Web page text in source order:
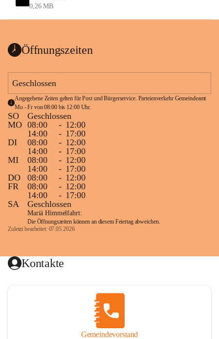
0,26 MB
Öffnungszeiten
Geschlossen
Angegebene Zeiten gelten für Post und Bürgerservice. Parteienverkehr Gemeindeamt
Mo - Fr von 08:00 bis 12:00 Uhr.
SO
Geschlossen
MO 08:00 - 12:00
14:00
- 17:00
DI
08:00 - 12:00
14:00
- 17:00
MI
08:00 - 12:00
14:00
- 17:00
DO
08:00 - 12:00
FR
08:00 - 12:00
14:00
- 17:00
SA
Geschlossen
Mariä Himmelfahrt:
Die Öffnungszeiten können an diesem Feiertag abweichen.
Zuletzt bearbeitet: 07.05.2026
Kontakte
Gemeindevorstand